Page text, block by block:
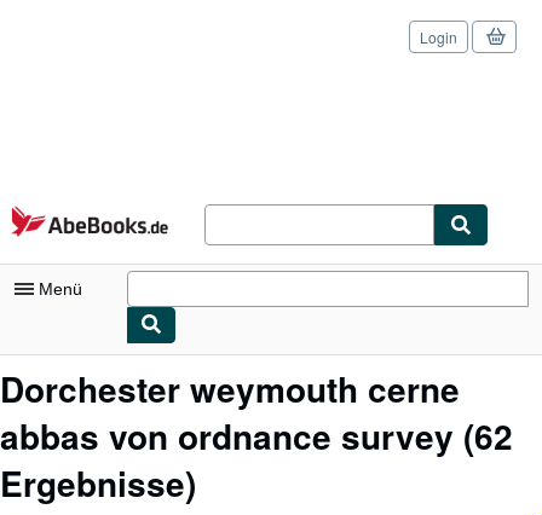
Zum Hauptinhalt
AbeBooks.de
Login
Menü
Nutzerkonto
Detailsuche
Dorchester weymouth cerne
abbas von ordnance survey (62
Ergebnisse)